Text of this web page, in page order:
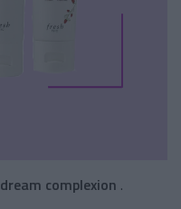
dream complexion .